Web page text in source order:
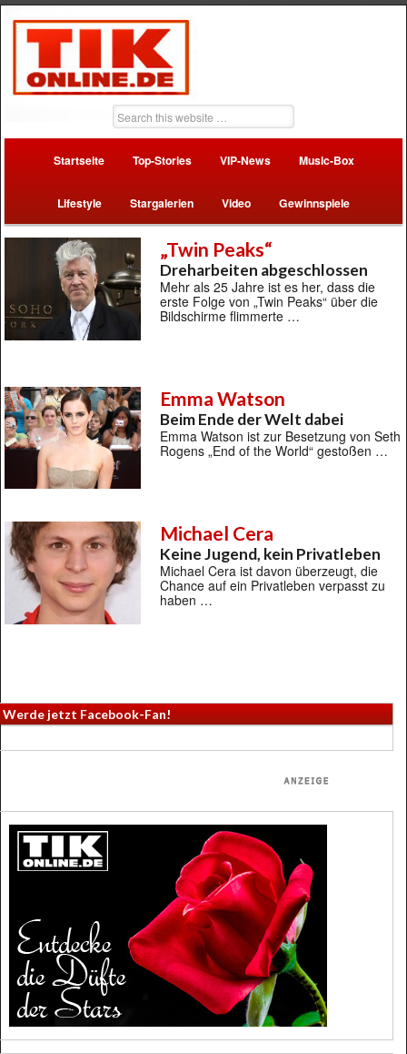
Startseite Top-Stories VIP-News Music-Box
Lifestyle Stargalerien Video Gewinnspiele
„Twin Peaks“
Dreharbeiten abgeschlossen
Mehr als 25 Jahre ist es her, dass die
erste Folge von „Twin Peaks“ über die
Bildschirme flimmerte …
Emma Watson
Beim Ende der Welt dabei
Emma Watson ist zur Besetzung von Seth
Rogens „End of the World“ gestoßen …
Michael Cera
Keine Jugend, kein Privatleben
Michael Cera ist davon überzeugt, die
Chance auf ein Privatleben verpasst zu
haben …
Werde jetzt Facebook-Fan!